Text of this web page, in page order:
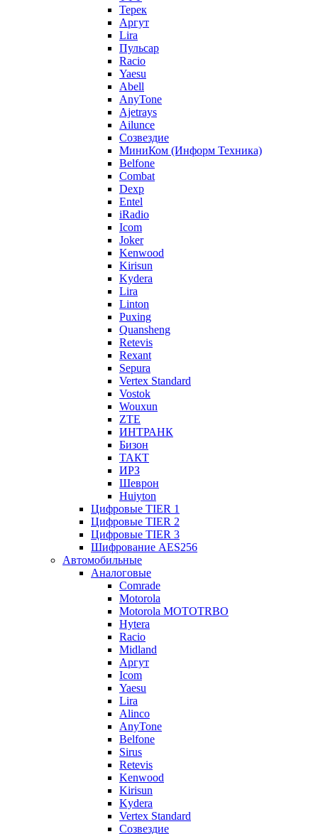
Терек
Аргут
Lira
Пульсар
Racio
Yaesu
Abell
AnyTone
Ajetrays
Ailunce
Созвездие
МиниКом (Информ Техника)
Belfone
Combat
Dexp
Entel
iRadio
Icom
Joker
Kenwood
Kirisun
Kydera
Lira
Linton
Puxing
Quansheng
Retevis
Rexant
Sepura
Vertex Standard
Vostok
Wouxun
ZTE
ИНТРАНК
Бизон
ТАКТ
ИРЗ
Шеврон
Huiyton
Цифровые TIER 1
Цифровые TIER 2
Цифровые TIER 3
Шифрование AES256
Автомобильные
Аналоговые
Comrade
Motorola
Motorola MOTOTRBO
Hytera
Racio
Midland
Аргут
Icom
Yaesu
Lira
Alinco
AnyTone
Belfone
Sirus
Retevis
Kenwood
Kirisun
Kydera
Vertex Standard
Созвездие